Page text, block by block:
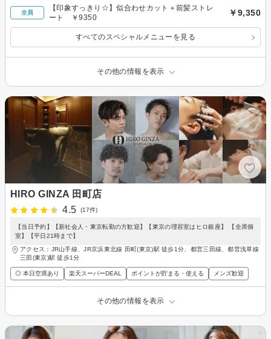
全員
【印象すっきり☆】似合わせカット＋前髪ストレ
ート ￥9350
￥9,350
すべてのスペシャルメニューを見る
その他の情報を表示
HIRO GINZA 田町店
4.5
(17件)
【当日予約】【新社会人・東京転勤の方歓迎】【東京の理容室はヒロ銀座】 【全席個
室】【平日21時まで】
アクセス：JR山手線、JR京浜東北線 田町(東京)駅 徒歩1分、都営三田線、都営浅草線
三田(東京)駅 徒歩1分
◎ 本日空席あり 楽天スーパーDEAL ポイントが貯まる・使える メンズ歓迎
その他の情報を表示